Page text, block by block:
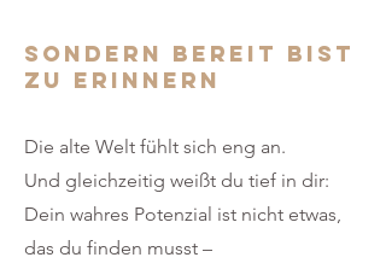
sondern bereit bist
zu erinnern
Die alte Welt fühlt sich eng an.
Und gleichzeitig weißt du tief in dir:
Dein wahres Potenzial ist nicht etwas,
das du finden musst –